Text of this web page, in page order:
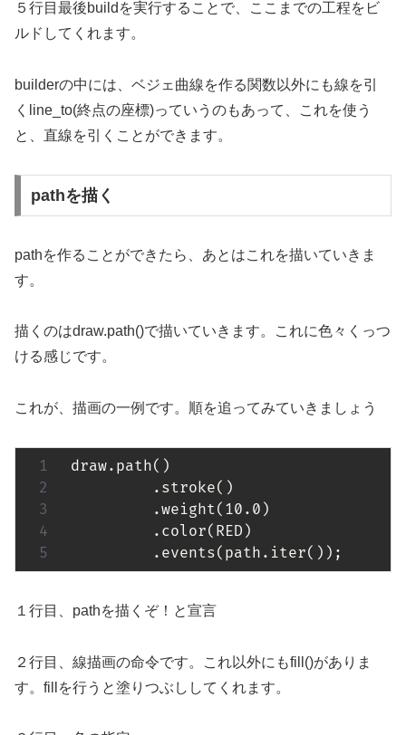
５行目最後buildを実行することで、ここまでの工程をビ
ルドしてくれます。
builderの中には、ベジェ曲線を作る関数以外にも線を引
くline_to(終点の座標)っていうのもあって、これを使う
と、直線を引くことができます。
pathを描く
pathを作ることができたら、あとはこれを描いていきま
す。
描くのはdraw.path()で描いていきます。これに色々くっつ
ける感じです。
これが、描画の一例です。順を追ってみていきましょう
draw.path()
         .weight(
10.0 )
         .events(path.iter());
１行目、pathを描くぞ！と宣言
２行目、線描画の命令です。これ以外にもfill()がありま
す。fillを行うと塗りつぶししてくれます。